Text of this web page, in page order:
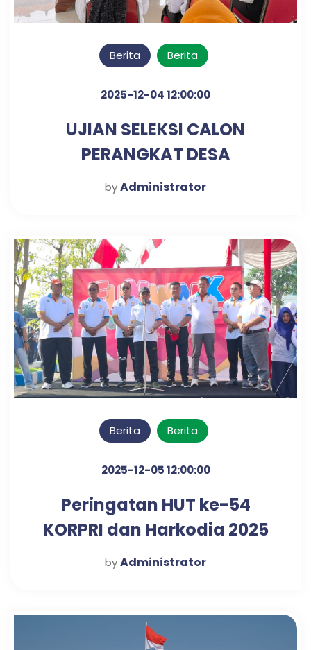
Berita Berita
2025-12-04 12:00:00
UJIAN SELEKSI CALON
PERANGKAT DESA
KLAMPISREJO
byAdministrator
Berita Berita
2025-12-05 12:00:00
Peringatan HUT ke-54
KORPRI dan Harkodia 2025
Kabupaten Pasuruan
byAdministrator